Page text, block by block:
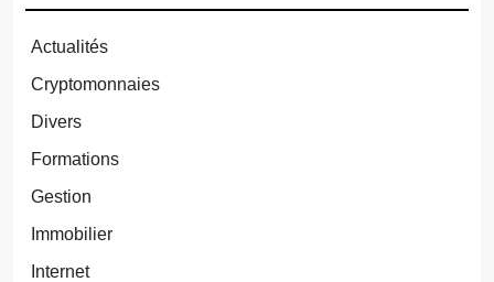
Actualités
Cryptomonnaies
Divers
Formations
Gestion
Immobilier
Internet